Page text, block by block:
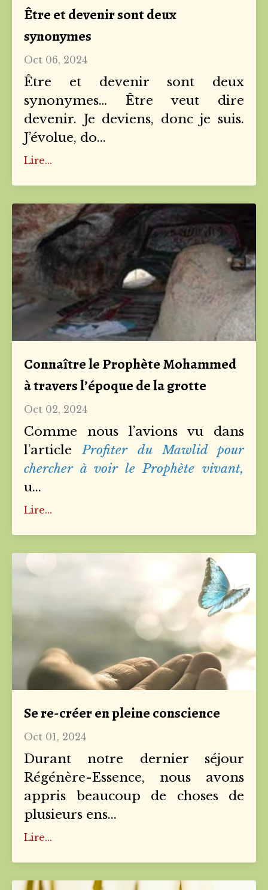
Être et devenir sont deux
synonymes
Oct 06, 2024
Être et devenir sont deux
synonymes… Être veut dire
devenir. Je deviens, donc je suis.
J’évolue, do...
Lire...
Connaître le Prophète Mohammed
à travers l’époque de la grotte
Oct 02, 2024
Comme nous l’avions vu dans
l’articleProfiter du Mawlid pour
chercher à voir le Prophète vivant,
u...
Lire...
Se re-créer en pleine conscience
Oct 01, 2024
Durant notre dernier séjour
Régénère-Essence, nous avons
appris beaucoup de choses de
plusieurs ens...
Lire...